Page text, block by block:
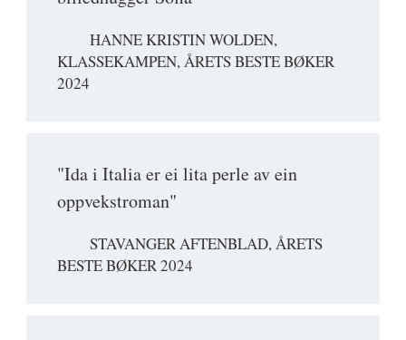
HANNE KRISTIN WOLDEN,
KLASSEKAMPEN, ÅRETS BESTE BØKER
2024
"Ida i Italia er ei lita perle av ein
oppvekstroman"
STAVANGER AFTENBLAD, ÅRETS
BESTE BØKER 2024